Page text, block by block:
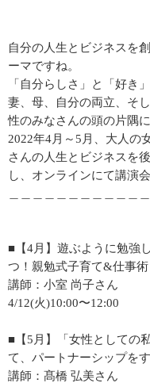
自分の人生とビジネスを
ーマですね。
「自分らしさ」と「好き
妻、母、自分の両立、そ
性のみなさんの頭の片隅
2022年4月～5月、大人の
さんの人生とビジネスを
し、オンラインにて講演
■【4月】遊ぶように勉強
つ！親勉式子育て&仕事術
講師：小室 尚子さん
4/12(火)10:00〜12:00
■【5月】「女性としての
て、パートナーシップを
講師：髙橋 弘美さん